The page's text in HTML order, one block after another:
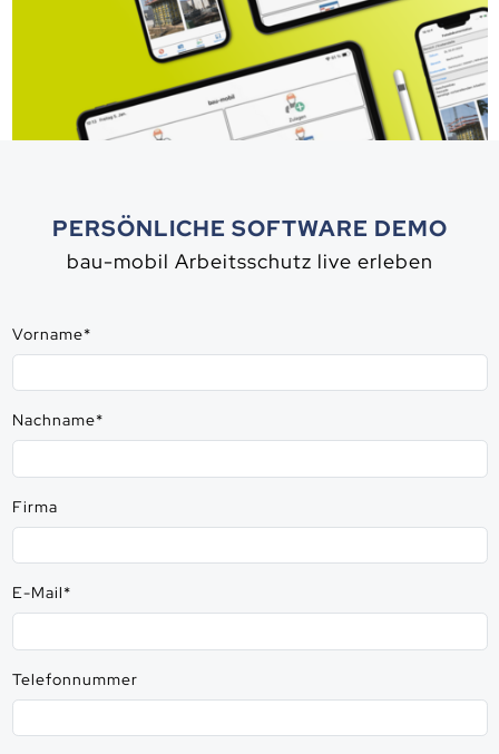
PERSÖNLICHE SOFTWARE DEMO
bau-mobil Arbeitsschutz live erleben
Vorname*
Nachname*
Firma
E-Mail*
Telefonnummer